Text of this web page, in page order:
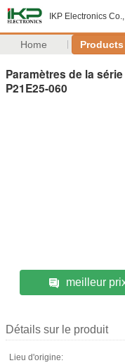
IKP Electronics
Home Products
Paramètres de la
P21E25-060
meilleur
Détails sur le produit
Lieu d'origine: